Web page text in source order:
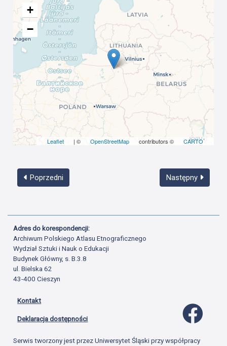
+
−
Leaflet | © OpenStreetMap contributors © CARTO
Poprzedni Następny
Adres do korespondencji:
Archiwum Polskiego Atlasu Etnograficznego
Wydział Sztuki i Nauk o Edukacji
Budynek Główny, s. B.3.8
ul. Bielska 62
43-400 Cieszyn
Kontakt
Deklaracja dostępności
Serwis tworzony jest przez Uniwersytet Śląski przy współpracy